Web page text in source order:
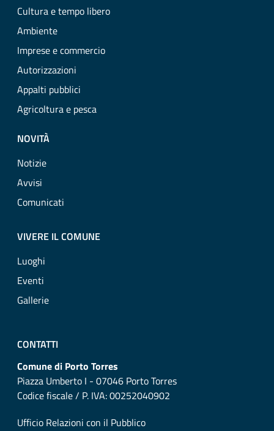
Cultura e tempo libero
Ambiente
Imprese e commercio
Autorizzazioni
Appalti pubblici
Agricoltura e pesca
NOVITÀ
Notizie
Avvisi
Comunicati
VIVERE IL COMUNE
Luoghi
Eventi
Gallerie
CONTATTI
Comune di Porto Torres
Piazza Umberto I - 07046 Porto Torres
Codice fiscale / P. IVA: 00252040902
Ufficio Relazioni con il Pubblico